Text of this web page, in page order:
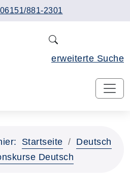
06151/881-2301
erweiterte Suche
anspringen
Startseite
Deutsch
Deutsch